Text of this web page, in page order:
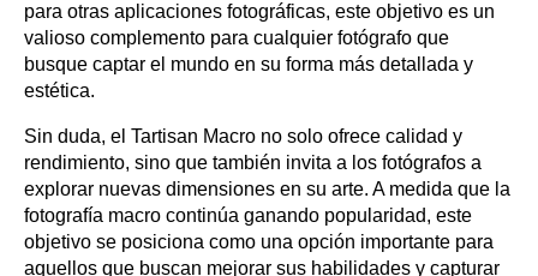
para otras aplicaciones fotográficas, este objetivo es un
valioso complemento para cualquier fotógrafo que
busque captar el mundo en su forma más detallada y
estética.
Sin duda, el Tartisan Macro no solo ofrece calidad y
rendimiento, sino que también invita a los fotógrafos a
explorar nuevas dimensiones en su arte. A medida que la
fotografía macro continúa ganando popularidad, este
objetivo se posiciona como una opción importante para
aquellos que buscan mejorar sus habilidades y capturar